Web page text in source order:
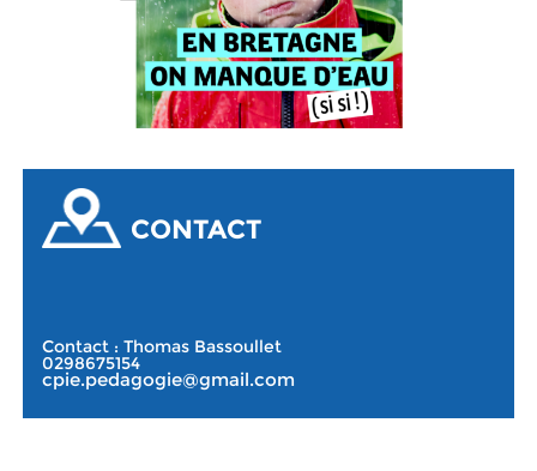
CONTACT
Contact : Thomas Bassoullet
0298675154
cpie.pedagogie@gmail.com